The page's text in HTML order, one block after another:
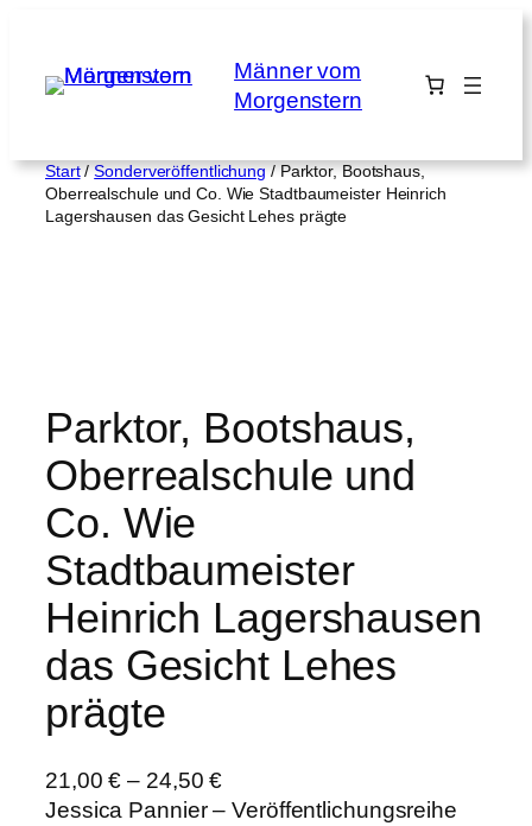
springen
Männer vom
Morgenstern
Start/Sonderveröffentlichung/ Parktor, Bootshaus,
Oberrealschule und Co. Wie Stadtbaumeister Heinrich
Lagershausen das Gesicht Lehes prägte
Parktor, Bootshaus,
Oberrealschule und
Co. Wie
Stadtbaumeister
Heinrich Lagershausen
das Gesicht Lehes
prägte
21,00€ – 24,50€
Jessica Pannier – Veröffentlichungsreihe